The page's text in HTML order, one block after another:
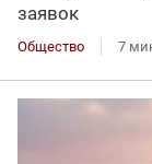
заявок
Общество 7